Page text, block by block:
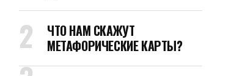
ЧТО НАМ СКАЖУТ
МЕТАФОРИЧЕСКИЕ КАРТЫ?